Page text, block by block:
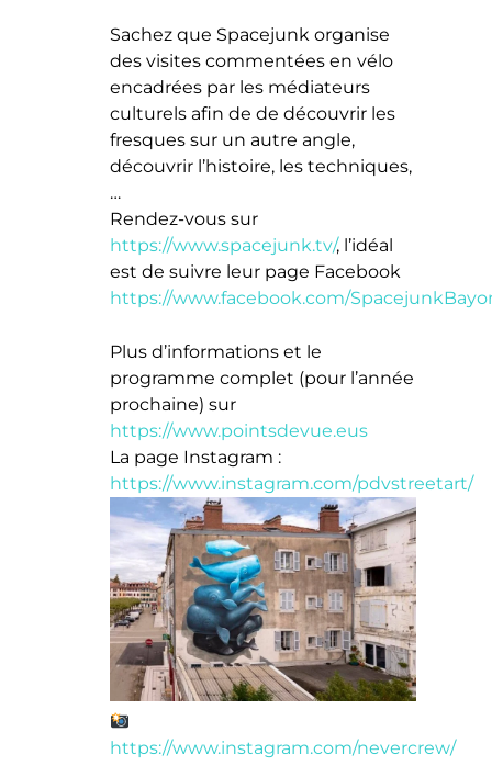
Sachez que Spacejunk organise
des visites commentées en vélo
encadrées par les médiateurs
culturels afin de de découvrir les
fresques sur un autre angle,
découvrir l’histoire, les techniques,
…
Rendez-vous sur
https://www.spacejunk.tv/, l’idéal
est de suivre leur page Facebook
https://www.facebook.com/
Plus d’informations et le
programme complet (pour l’année
prochaine) sur
https://www.pointsdevue.eus
La page Instagram :
https://www.instagram.com/pdvstreetart/
https://www.instagram.com/nevercrew/